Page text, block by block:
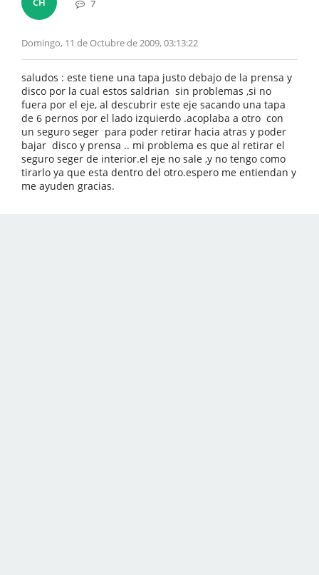
7
Domingo, 11 de Octubre de 2009, 03:13:22
saludos : este tiene una tapa justo debajo de la prensa y
disco por la cual estos saldrian sin problemas ,si no
fuera por el eje, al descubrir este eje sacando una tapa
de 6 pernos por el lado izquierdo .acoplaba a otro con
un seguro seger para poder retirar hacia atras y poder
bajar disco y prensa .. mi problema es que al retirar el
seguro seger de interior.el eje no sale ,y no tengo como
tirarlo ya que esta dentro del otro.espero me entiendan y
me ayuden gracias.